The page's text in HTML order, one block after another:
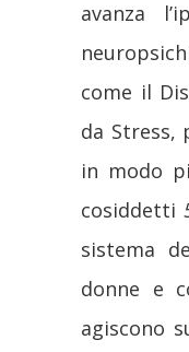
avanza
come il
da Stress,
in modo
cosiddetti
sistema
donne e
agiscono